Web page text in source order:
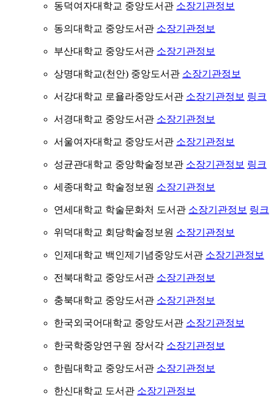
동덕여자대학교 중앙도서관 소장기관정보
동의대학교 중앙도서관 소장기관정보
부산대학교 중앙도서관 소장기관정보
상명대학교(천안) 중앙도서관 소장기관정보
서강대학교 로욜라중앙도서관 소장기관정보 링크
서경대학교 중앙도서관 소장기관정보
서울여자대학교 중앙도서관 소장기관정보
성균관대학교 중앙학술정보관 소장기관정보 링크
세종대학교 학술정보원 소장기관정보
연세대학교 학술문화처 도서관 소장기관정보 링크
위덕대학교 회당학술정보원 소장기관정보
인제대학교 백인제기념중앙도서관 소장기관정보
전북대학교 중앙도서관 소장기관정보
충북대학교 중앙도서관 소장기관정보
한국외국어대학교 중앙도서관 소장기관정보
한국학중앙연구원 장서각 소장기관정보
한림대학교 중앙도서관 소장기관정보
한신대학교 도서관 소장기관정보